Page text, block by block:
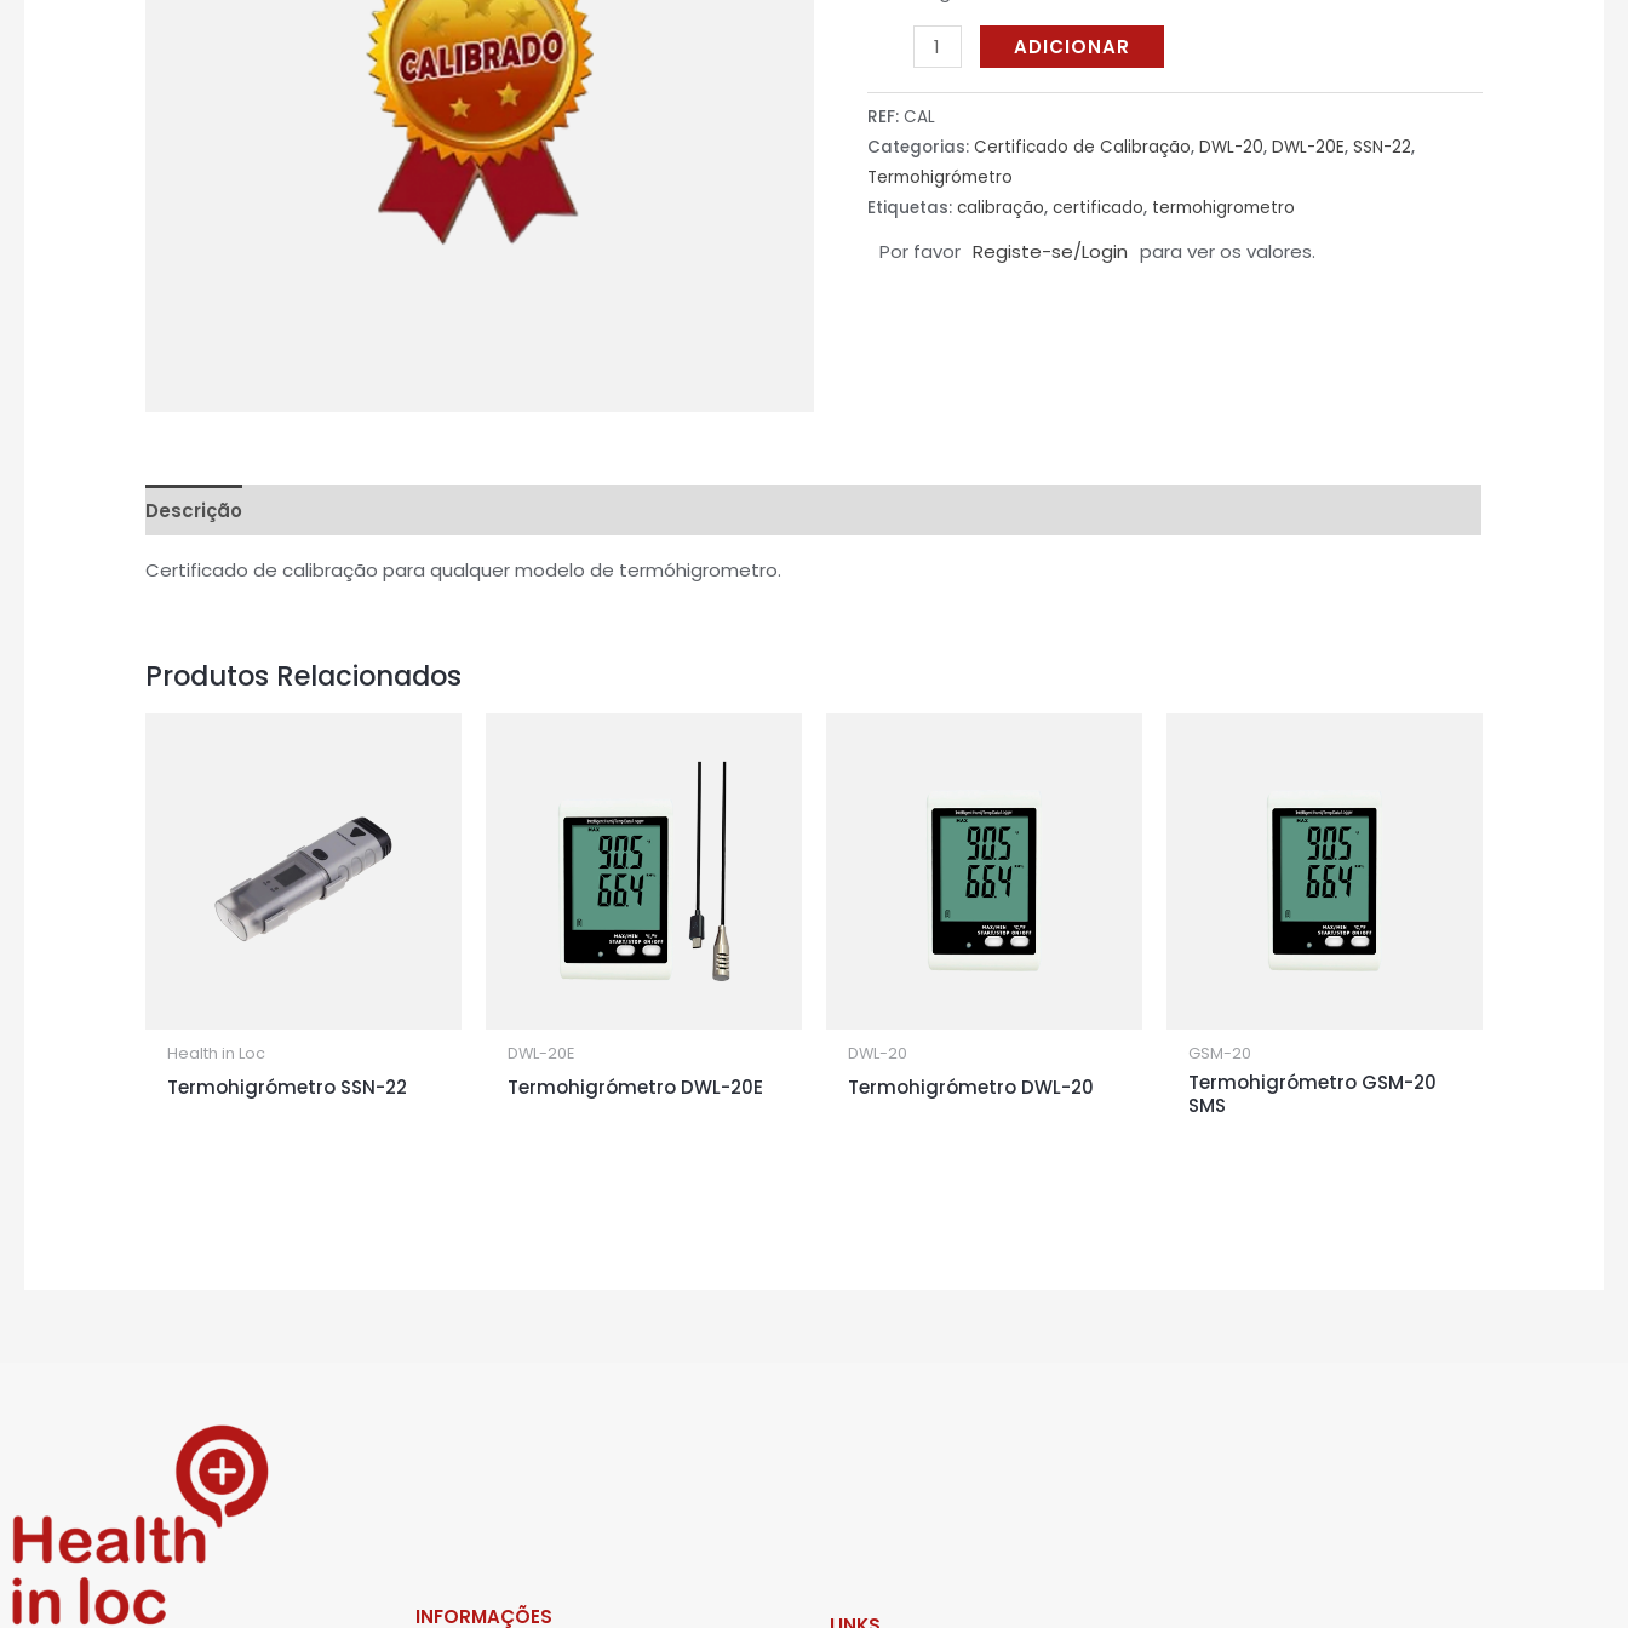
ADICIONAR
REF:CAL
Categorias:Certificado de Calibração,DWL-20,DWL-20E,SSN-22,
Termohigrómetro
Etiquetas:calibração,certificado, termohigrometro
Por favor Registe-se/Login para ver os valores.
Descrição
Certificado de calibração para qualquer modelo de termóhigrometro.
Produtos Relacionados
Health in Loc
Termohigrómetro SSN-22
DWL-20E
Termohigrómetro DWL-20E
DWL-20
Termohigrómetro DWL-20
GSM-20
Termohigrómetro GSM-20
SMS
INFORMAÇÕES